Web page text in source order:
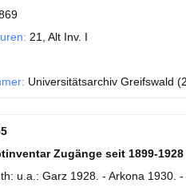
21, Alt Inv. I
Universitätsarchiv Greifswald
Zugänge seit 1899-1928
u.a.: Garz 1928. - Arkona 1930. -